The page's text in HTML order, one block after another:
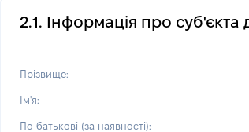
2.1. Інформація про суб'єкта
Прізвище:
Ім'я:
По батькові (за наявності):